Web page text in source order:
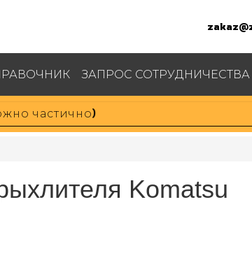
ЗАПРОС СОТРУДНИЧЕСТВА
Komatsu